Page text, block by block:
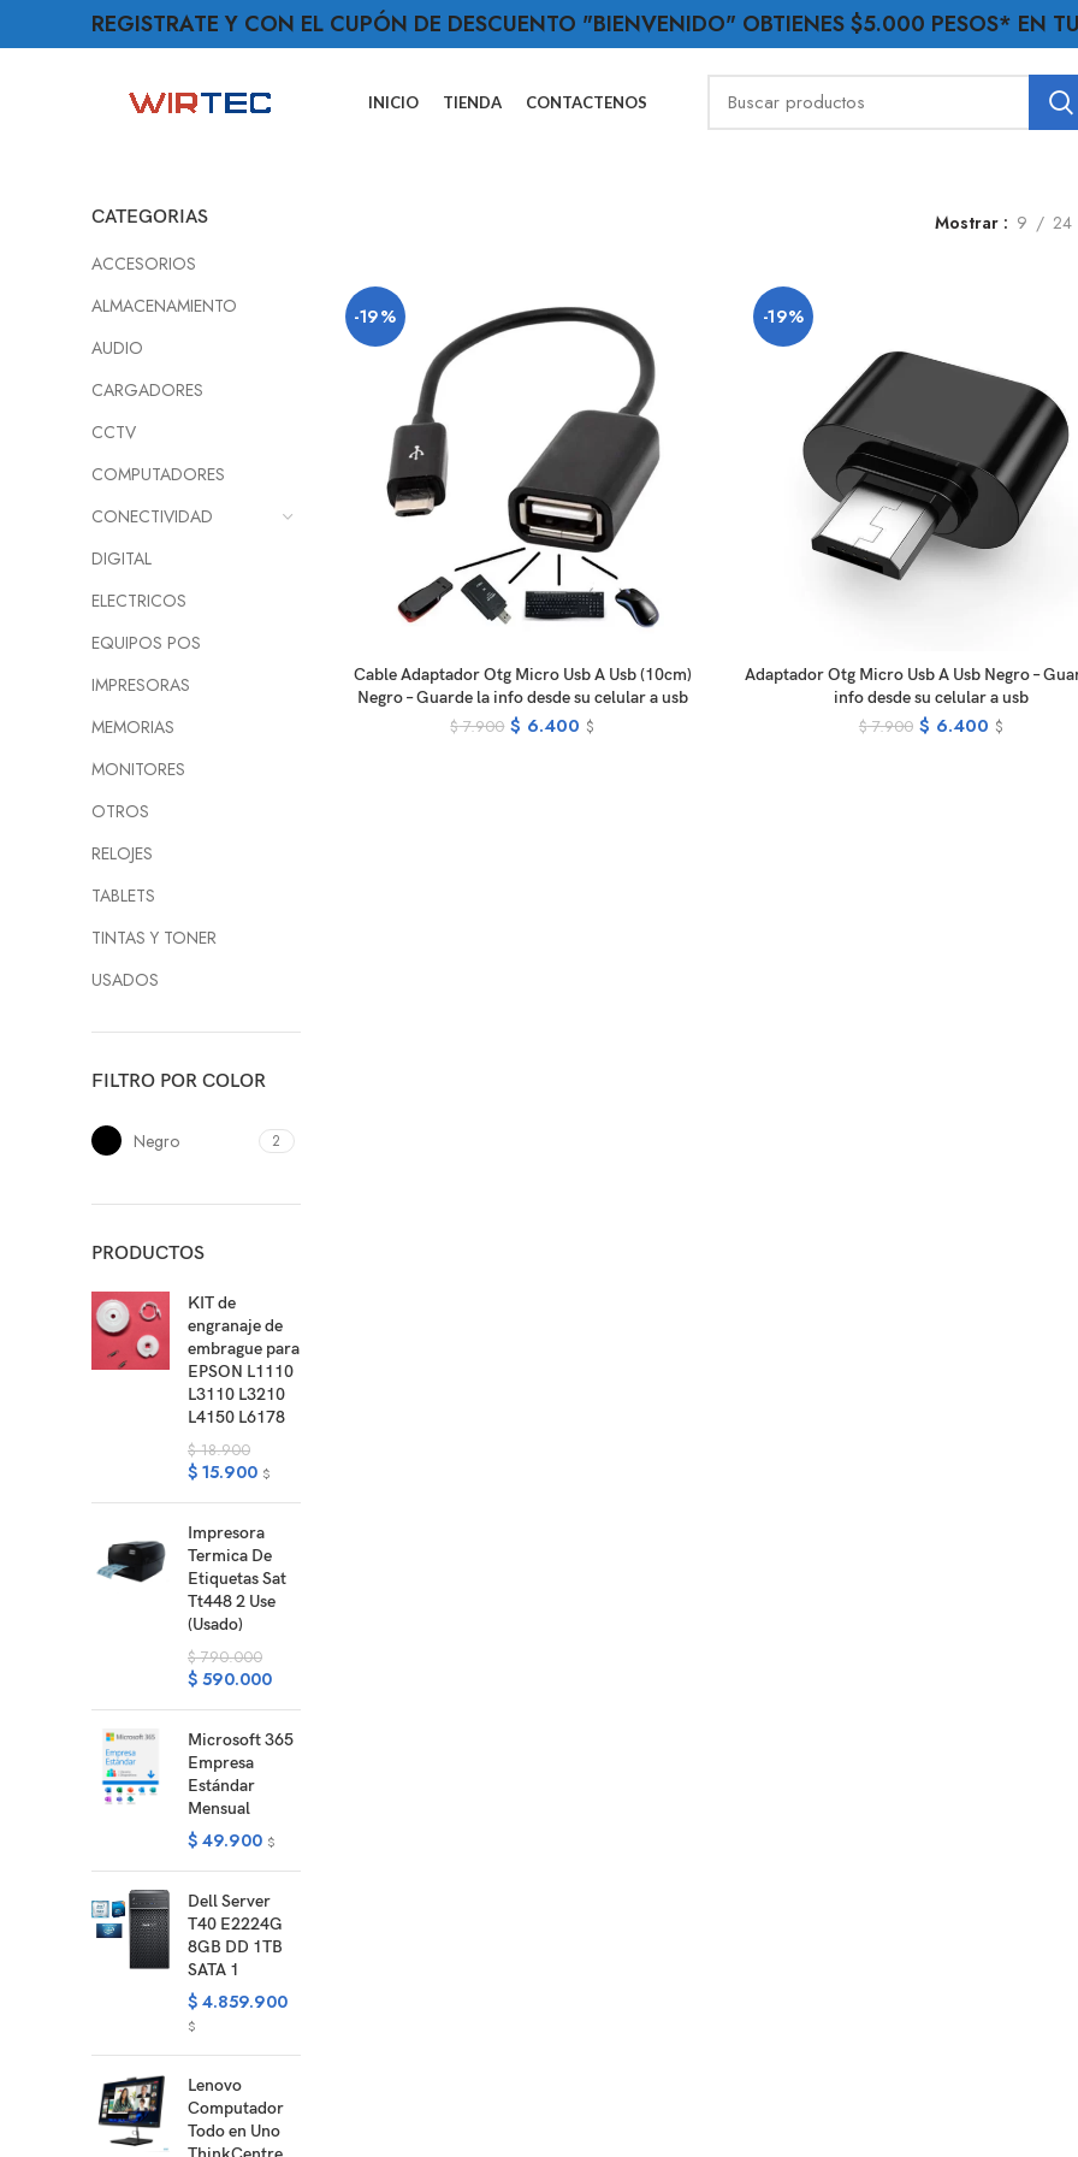
INICIO TIENDA CONTACTENOS
CATEGORIAS
ACCESORIOS
ALMACENAMIENTO
AUDIO
CARGADORES
CCTV
COMPUTADORES
CONECTIVIDAD
DIGITAL
ELECTRICOS
EQUIPOS POS
IMPRESORAS
MEMORIAS
MONITORES
OTROS
RELOJES
TABLETS
TINTAS Y TONER
USADOS
FILTRO POR COLOR
Negro 2
PRODUCTOS
KIT de
engranaje de
embrague para
EPSON L1110
L3110 L3210
L4150 L6178
$18.900
$ 15.900 $
Impresora
Termica De
Etiquetas Sat
Tt448 2 Use
(Usado)
$790.000
$ 590.000
Microsoft 365
Empresa
Estándar
Mensual
$ 49.900 $
Dell Server
T40 E2224G
8GB DD 1TB
SATA 1
$ 4.859.900
$
Lenovo
Computador
Todo en Uno
Mostrar 9 24
-19%
ADD TO CART
Cable Adaptador Otg Micro Usb A Usb (10cm)
Negro – Guarde la info desde su celular a usb
$7.900 $ 6.400 $
-19%
ADD TO CART
Adaptador Otg Micro Usb A Usb Negro –
info desde su celular a usb
$7.900 $ 6.400 $
REGISTRATE Y CON EL CUPÓN DE DESCUENTO "BIENVENIDO" OBTIENES $5.000 PESOS* EN